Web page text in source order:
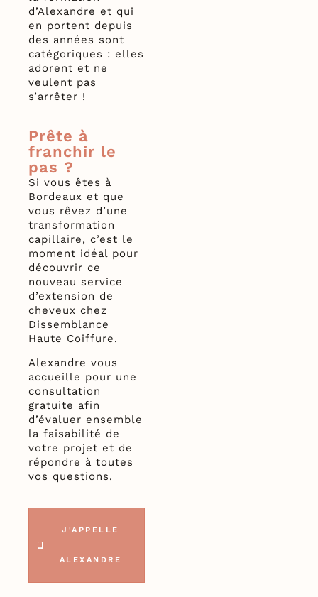
d’Alexandre et qui
en portent depuis
des années sont
catégoriques : elles
adorent et ne
veulent pas
s’arrêter !
Prête à
franchir le
pas ?
Si vous êtes à
Bordeaux et que
vous rêvez d’une
transformation
capillaire, c’est le
moment idéal pour
découvrir ce
nouveau service
d’extension de
cheveux chez
Dissemblance
Haute Coiffure.
Alexandre vous
accueille pour une
consultation
gratuite afin
d’évaluer ensemble
la faisabilité de
votre projet et de
répondre à toutes
vos questions.
J'APPELLE
ALEXANDRE